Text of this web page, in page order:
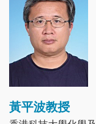
黃平波教授